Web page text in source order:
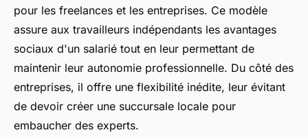
pour les freelances et les entreprises. Ce modèle
assure aux travailleurs indépendants les avantages
sociaux d'un salarié tout en leur permettant de
maintenir leur autonomie professionnelle. Du côté des
entreprises, il offre une flexibilité inédite, leur évitant
de devoir créer une succursale locale pour
embaucher des experts.